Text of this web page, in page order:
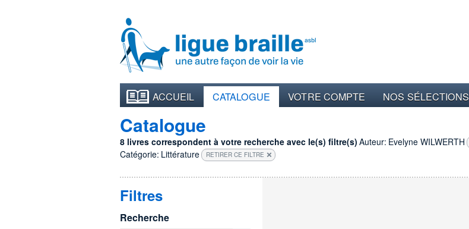
ACCUEIL CATALOGUE VOTRE COMPTE NOS SÉLECTIONS
Catalogue
8 livres correspondent à votre recherche avec le(s) filtre(s) Auteur: Evelyne WILWERTH
Catégorie: Littérature RETIRER CE FILTRE
Filtres
Recherche